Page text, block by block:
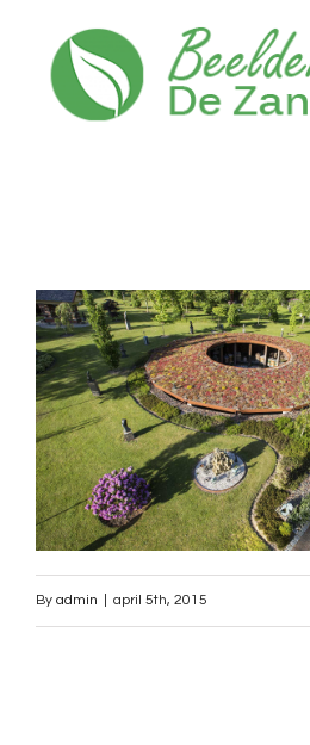
By admin april 5th, 2015